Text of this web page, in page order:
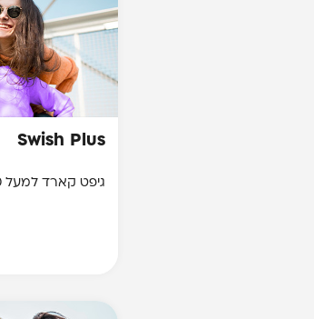
Swish Plus
גיפט קארד למעל 900 רשתות ומותגים